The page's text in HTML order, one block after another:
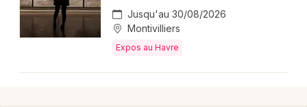
Jusqu'au 30/08/2026
Montivilliers
Expos au Havre